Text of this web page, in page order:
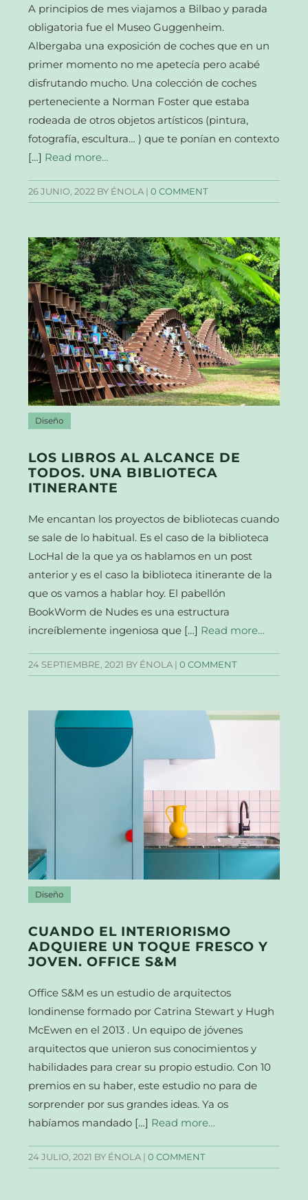
A principios de mes viajamos a Bilbao y parada
obligatoria fue el Museo Guggenheim.
Albergaba una exposición de coches que en un
primer momento no me apetecía pero acabé
disfrutando mucho. Una colección de coches
perteneciente a Norman Foster que estaba
rodeada de otros objetos artísticos (pintura,
fotografía, escultura… ) que te ponían en contexto
[…] Read more…
26 JUNIO, 2022 BY ÉNOLA |0 COMMENT
Diseño
LOS LIBROS AL ALCANCE DE
TODOS. UNA BIBLIOTECA
ITINERANTE
Me encantan los proyectos de bibliotecas cuando
se sale de lo habitual. Es el caso de la biblioteca
LocHal de la que ya os hablamos en un post
anterior y es el caso la biblioteca itinerante de la
que os vamos a hablar hoy. El pabellón
BookWorm de Nudes es una estructura
increíblemente ingeniosa que […] Read more…
24 SEPTIEMBRE, 2021 BY ÉNOLA |0 COMMENT
Diseño
CUANDO EL INTERIORISMO
ADQUIERE UN TOQUE FRESCO Y
JOVEN. OFFICE S&M
Office S&M es un estudio de arquitectos
londinense formado por Catrina Stewart y Hugh
McEwen en el 2013 . Un equipo de jóvenes
arquitectos que unieron sus conocimientos y
habilidades para crear su propio estudio. Con 10
premios en su haber, este estudio no para de
sorprender por sus grandes ideas. Ya os
habíamos mandado […] Read more…
24 JULIO, 2021 BY ÉNOLA |0 COMMENT